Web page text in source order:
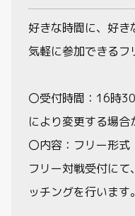
好きな時間に、好き
気軽に参加できるフ
〇受付時間：16時
により変更する場合
〇内容：フリー形式
フリー対戦受付に
ッチングを行います。